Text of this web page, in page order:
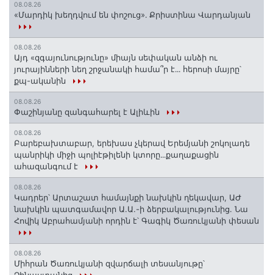
08.08.26
«Մարդիկ խեղդվում են փոշուց»․ Քրիստինա Վարդանյան
08.08.26
Այդ «զգայունությունը» միայն սեփական անձի ու
յուրայինների նեղ շրջանակի համա՞ր է․․․ հերոսի մայրը՝
քպ-ականին
08.08.26
Փաշինյանը զանգահարել է Ալիևին
08.08.26
Բարեբախտաբար, երեխաս չկերավ Երեմյանի շոկոլադե
պանրիկի միջի պոլիէթիլենի կտորը․․․քաղաքացին
ահազանգում է
08.08.26
Կադրեր՝ Արտաշատ համայնքի նախկին ղեկավար, ԱԺ
նախկին պատգամավոր Ա.Ա.-ի ձերբակալությունից. Նա
Հովիկ Աբրահամյանի որդին է՝ Գագիկ Ծառուկյանի փեսան
08.08.26
Միհրան Ծառուկյանի զվարճալի տեսանյութը՝